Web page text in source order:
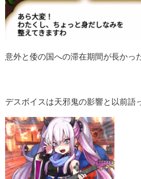
意外と倭の国への滞在期間が長かっ
デスボイスは天邪鬼の影響と以前語